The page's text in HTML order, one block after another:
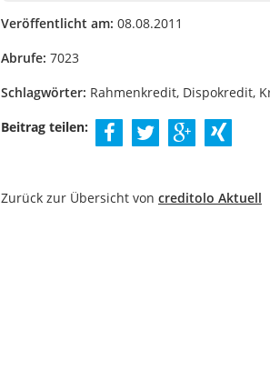
Veröffentlicht am: 08.08.2011
Abrufe: 7023
Schlagwörter: Rahmenkredit, Dispokredit,
Beitrag teilen:
Zurück zur Übersicht von creditolo Aktuell